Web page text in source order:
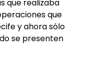
que realizaba
que
y ahora sólo
se presenten